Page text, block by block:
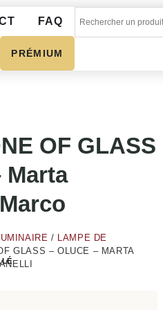
FAQ
PRÉMIUM
OF GLASS
Marta
/ LAMPE DE
GLASS – OLUCE – MARTA